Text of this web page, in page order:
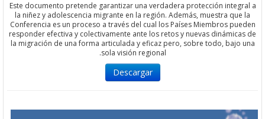
Este documento pretende garantizar una verdadera protección
la niñez y adolescencia migrante en la región. Además, muestra
Conferencia es un proceso a través del cual los Países Miembros
responder efectiva y colectivamente ante los retos y nuevas
la migración de una forma articulada y eficaz pero, sobre todo,
sola visión regional.
Descargar